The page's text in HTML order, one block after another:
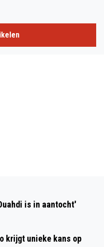
is in aantocht'
krijgt unieke kans op